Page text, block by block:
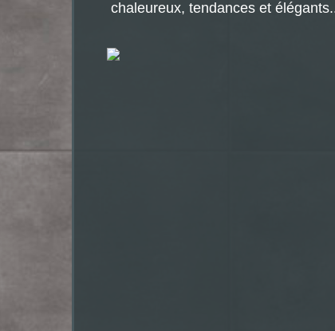
chaleureux, tendances et